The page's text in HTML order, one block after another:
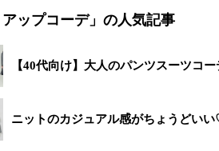
アップコーデ」の人気記事
【40代向け】大人のパンツスーツコ
ニットのカジュアル感がちょうどい